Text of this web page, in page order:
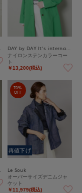
ナイロンステンカラーコー
ト
￥13,200(税込)
70%
OFF
再値下げ
Le Souk
オーバーサイズデニムジャ
ケット
￥11,979(税込)